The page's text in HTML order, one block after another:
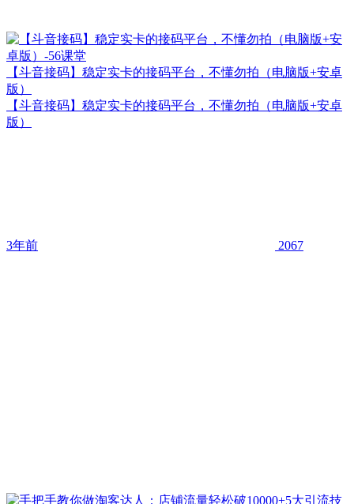
【斗音接码】稳定实卡的接码平台，不懂勿拍（电脑版+安卓
版）
【斗音接码】稳定实卡的接码平台，不懂勿拍（电脑版+安卓
版）
3年前 2067